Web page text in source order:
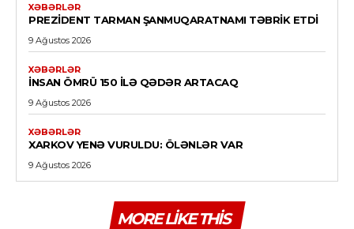
XƏBƏRLƏR
PREZIDENT TARMAN ŞANMUQARATNAMI TƏBRIK ETDI
9 Ağustos 2026
XƏBƏRLƏR
İNSAN ÖMRÜ 150 ILƏ QƏDƏR ARTACAQ
9 Ağustos 2026
XƏBƏRLƏR
XARKOV YENƏ VURULDU: ÖLƏNLƏR VAR
9 Ağustos 2026
MORE LIKE THIS